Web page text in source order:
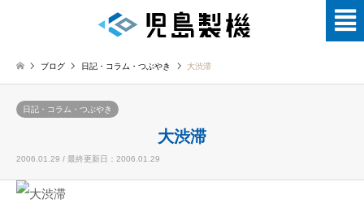
ブログ 日記・コラム・つぶやき 大渋滞
日記・コラム・つぶやき
大渋滞
2006.01.29 / 最終更新日：2006.01.29